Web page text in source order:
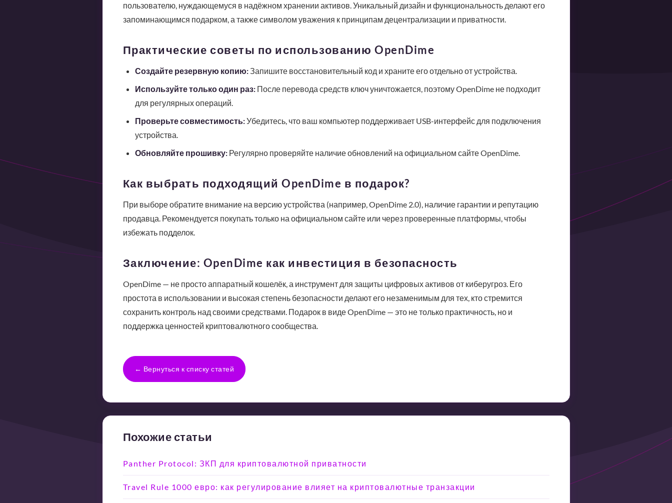
пользователю, нуждающемуся в надёжном хранении активов. Уникальный дизайн и функциональность делают его
запоминающимся подарком, а также символом уважения к принципам децентрализации и приватности.
Практические советы по использованию OpenDime
Создайте резервную копию:Запишите восстановительный код и храните его отдельно от устройства.
Используйте только один раз:После перевода средств ключ уничтожается, поэтому OpenDime не подходит
для регулярных операций.
Проверьте совместимость:Убедитесь, что ваш компьютер поддерживает USB-интерфейс для подключения
устройства.
Обновляйте прошивку:Регулярно проверяйте наличие обновлений на официальном сайте OpenDime.
Как выбрать подходящий OpenDime в подарок?
При выборе обратите внимание на версию устройства (например, OpenDime 2.0), наличие гарантии и репутацию
продавца. Рекомендуется покупать только на официальном сайте или через проверенные платформы, чтобы
избежать подделок.
Заключение: OpenDime как инвестиция в безопасность
OpenDime — не просто аппаратный кошелёк, а инструмент для защиты цифровых активов от киберугроз. Его
простота в использовании и высокая степень безопасности делают его незаменимым для тех, кто стремится
сохранить контроль над своими средствами. Подарок в виде OpenDime — это не только практичность, но и
поддержка ценностей криптовалютного сообщества.
← Вернуться к списку статей
Похожие статьи
Panther Protocol: ЗКП для криптовалютной приватности
Travel Rule 1000 евро: как регулирование влияет на криптовалютные транзакции